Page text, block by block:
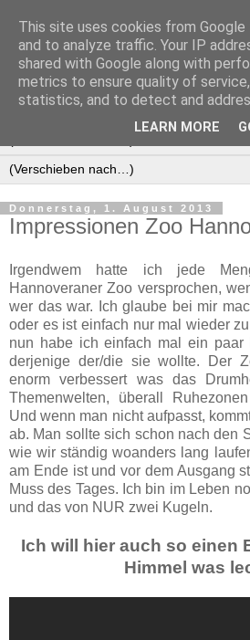
Manus Testwelt,
außer langweilig
Donnerstag, 1. August 2013
Impressionen Zoo
Irgendwem hatte ich jede
Hannoveraner Zoo versprochen,
wer das war. Ich glaube bei mir
oder es ist einfach nur mal wieder
nun habe ich einfach mal ein paar
derjenige der/die sie wollte. Der
enorm verbessert was das
Themenwelten, überall
Und wenn man nicht aufpasst,
ab. Man sollte sich schon nach den
wie wir ständig woanders lang
am Ende ist und vor dem Ausgang
Muss des Tages. Ich bin im Leben
und das von NUR zwei Kugeln.
Ich will hier auch so einen
Himmel was
This site uses cookies from
and to analyze traffic. Your IP
shared with Google along with
metrics to ensure quality of
statistics, and to detect and
LEARN MORE